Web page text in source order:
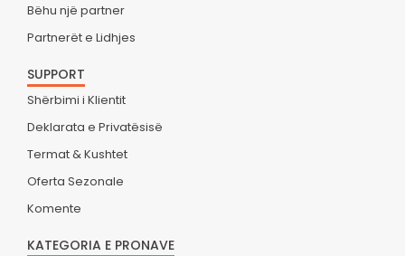
Bëhu një partner
Partnerët e Lidhjes
SUPPORT
Shërbimi i Klientit
Deklarata e Privatësisë
Termat & Kushtet
Oferta Sezonale
Komente
KATEGORIA E PRONAVE